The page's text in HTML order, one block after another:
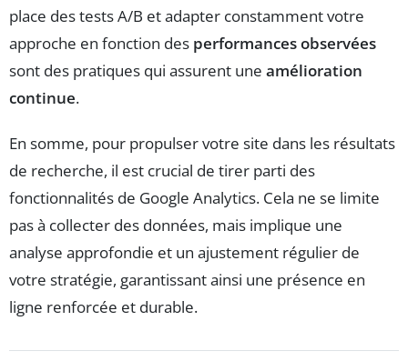
place des tests A/B et adapter constamment votre
approche en fonction des performances observées
sont des pratiques qui assurent une amélioration
continue.
En somme, pour propulser votre site dans les résultats
de recherche, il est crucial de tirer parti des
fonctionnalités de Google Analytics. Cela ne se limite
pas à collecter des données, mais implique une
analyse approfondie et un ajustement régulier de
votre stratégie, garantissant ainsi une présence en
ligne renforcée et durable.